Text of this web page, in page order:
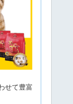
せて豊富